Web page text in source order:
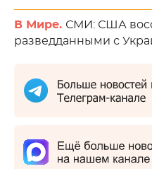
В Мире. СМИ: США
разведданными с